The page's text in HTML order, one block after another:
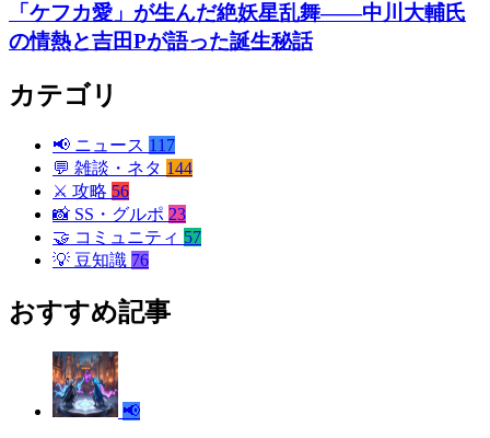
「ケフカ愛」が生んだ絶妖星乱舞——中川大輔氏
の情熱と吉田Pが語った誕生秘話
カテゴリ
📢 ニュース 117
💬 雑談・ネタ 144
⚔️ 攻略 56
📸 SS・グルポ 23
🤝 コミュニティ 57
💡 豆知識 76
おすすめ記事
📢